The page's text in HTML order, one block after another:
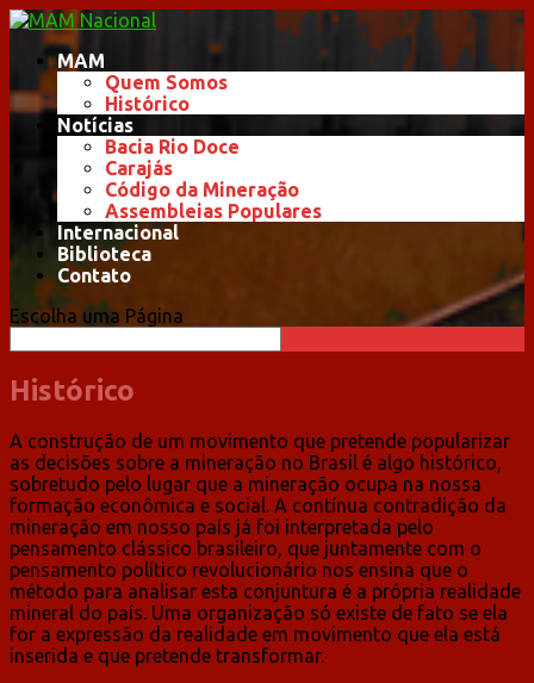
MAM
Quem Somos
Histórico
Notícias
Bacia Rio Doce
Carajás
Código da Mineração
Assembleias Populares
Internacional
Biblioteca
Contato
Escolha uma Página
Histórico
A construção de um movimento que pretende popularizar
as decisões sobre a mineração no Brasil é algo histórico,
sobretudo pelo lugar que a mineração ocupa na nossa
formação econômica e social. A contínua contradição da
mineração em nosso país já foi interpretada pelo
pensamento clássico brasileiro, que juntamente com o
pensamento político revolucionário nos ensina que o
método para analisar esta conjuntura é a própria realidade
mineral do país. Uma organização só existe de fato se ela
for a expressão da realidade em movimento que ela está
inserida e que pretende transformar.